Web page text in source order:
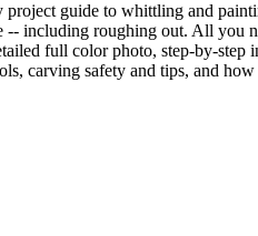
guide to whittling and
including roughing out. All you
full color photo, step-by-
carving safety and tips, and